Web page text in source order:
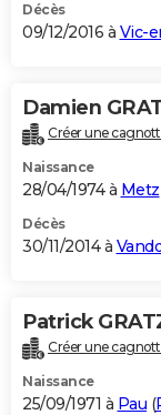
Décès
09/12/2016 à Vic-
Damien
Créer une
Naissance
28/04/1974 à Metz
Décès
30/11/2014 à
Patrick
Créer une
Naissance
25/09/1971 à Pau (